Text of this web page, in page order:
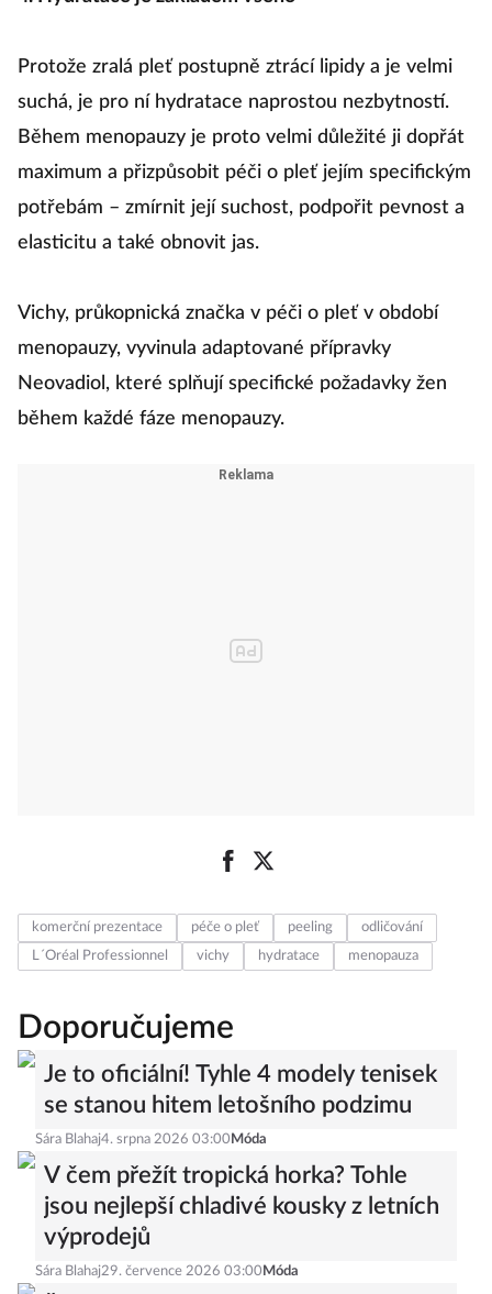
Protože zralá pleť postupně ztrácí lipidy a je velmi
suchá, je pro ní hydratace naprostou nezbytností.
Během menopauzy je proto velmi důležité ji dopřát
maximum a přizpůsobit péči o pleť jejím specifickým
potřebám – zmírnit její suchost, podpořit pevnost a
elasticitu a také obnovit jas.
Vichy, průkopnická značka v péči o pleť v období
menopauzy, vyvinula adaptované přípravky
Neovadiol, které splňují specifické požadavky žen
během každé fáze menopauzy.
komerční prezentace péče o pleť peeling
odličování
L´Oréal Professionnel
vichy hydratace menopauza
Doporučujeme
Je to oficiální! Tyhle 4 modely tenisek
se stanou hitem letošního podzimu
Sára Blahaj4. srpna 2026 03:00 Móda
V čem přežít tropická horka? Tohle
jsou nejlepší chladivé kousky z letních
výprodejů
Sára Blahaj29. července 2026 03:00 Móda